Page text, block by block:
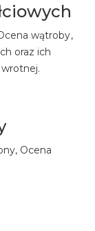
wątroby,
oraz ich
Ocena